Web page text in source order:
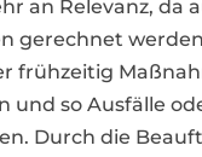
an Relevanz, da
gerechnet
frühzeitig
und so Ausfälle
Durch die